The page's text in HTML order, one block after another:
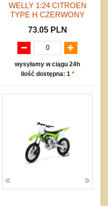
WELLY 1:24 CITROEN
TYPE H CZERWONY
73.05 PLN
wysyłamy w ciągu 24h
ilość dostępna: 1 *